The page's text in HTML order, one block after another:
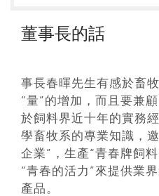
董事長的話
事長春暉先生有感於畜
“量”的增加，而且要兼
於飼料界近十年的實務
學畜牧系的專業知識，
企業”，生產“青春牌飼
“青春的活力”來提供業
產品。